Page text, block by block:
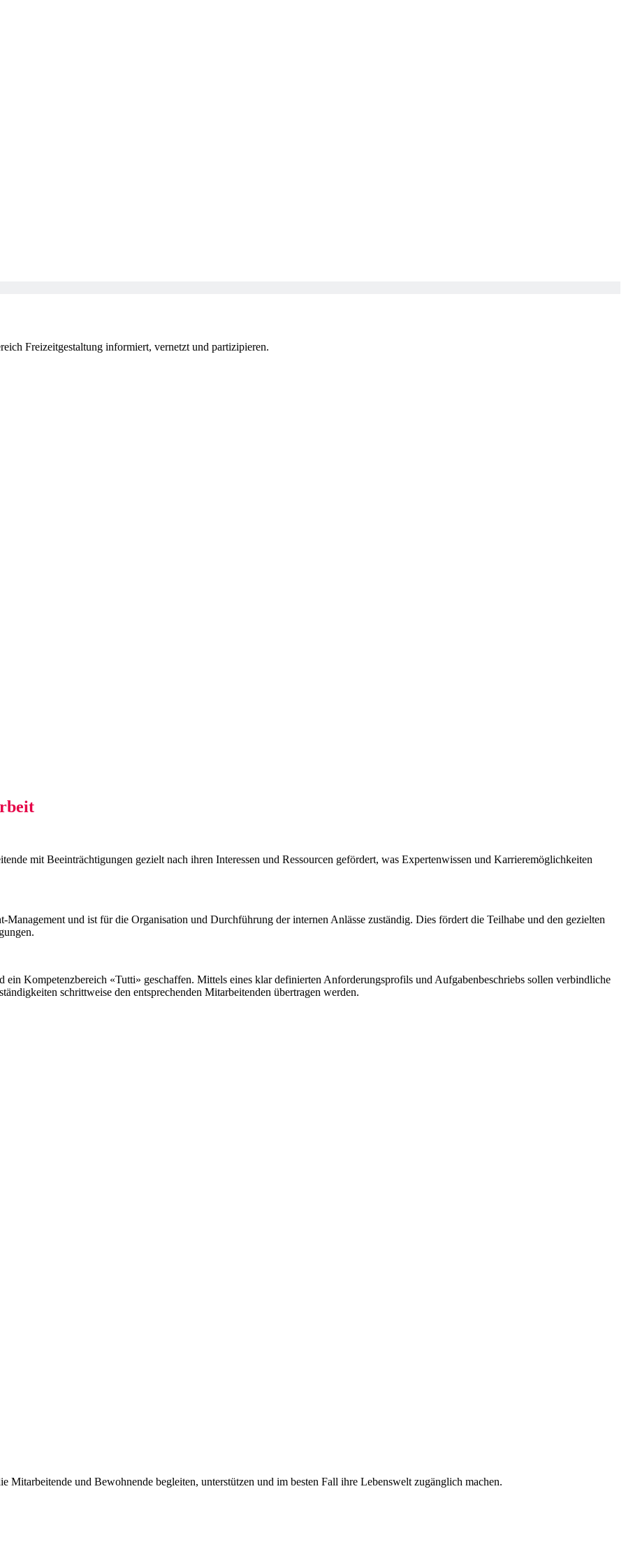
Freizeitgestaltung informiert, vernetzt und partizipieren.
mit Beeinträchtigungen gezielt nach ihren Interessen und Ressourcen gefördert, was Expertenwissen und Karrieremöglichkeiten
und ist für die Organisation und Durchführung der internen Anlässe zuständig. Dies fördert die Teilhabe und den gezielten
Kompetenzbereich «Tutti» geschaffen. Mittels eines klar definierten Anforderungsprofils und Aufgabenbeschriebs sollen verbindliche
schrittweise den entsprechenden Mitarbeitenden übertragen werden.
und Bewohnende begleiten, unterstützen und im besten Fall ihre Lebenswelt zugänglich machen.